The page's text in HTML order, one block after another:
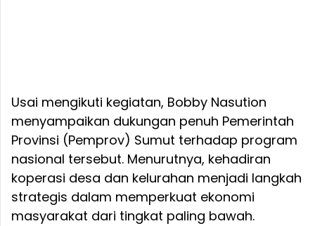
Usai mengikuti kegiatan, Bobby Nasution
menyampaikan dukungan penuh Pemerintah
Provinsi (Pemprov) Sumut terhadap program
nasional tersebut. Menurutnya, kehadiran
koperasi desa dan kelurahan menjadi langkah
strategis dalam memperkuat ekonomi
masyarakat dari tingkat paling bawah.